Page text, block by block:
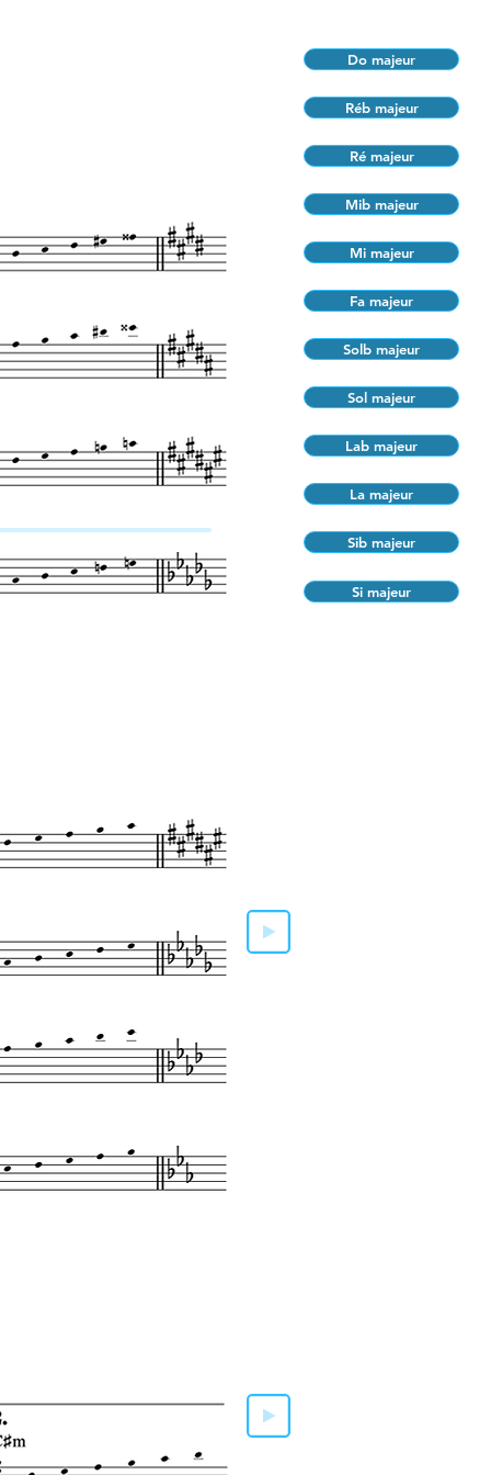
Do majeur
Réb majeur
Ré majeur
Mib majeur
Mi majeur
Fa majeur
Solb majeur
Sol majeur
Lab majeur
La majeur
Sib majeur
Si majeur